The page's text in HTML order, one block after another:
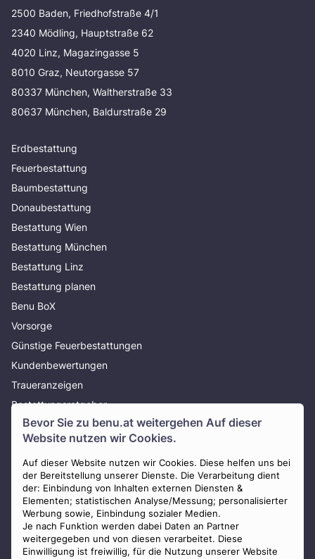
Bevor Sie zu benu.at weitergehen Auf dieser
Website nutzen wir Cookies.
Auf dieser Website nutzen wir Cookies. Diese helfen uns bei
der Bereitstellung unserer Dienste. Die Verarbeitung dient
der: Einbindung von Inhalten externen Diensten &
Elementen; statistischen Analyse/Messung; personalisierter
Werbung sowie, Einbindung sozialer Medien.
Je nach Funktion werden dabei Daten an Partner
weitergegeben und von diesen verarbeitet. Diese
Einwilligung ist freiwillig, für die Nutzung unserer Website
2500 Baden, Friedhofstraße 4/1
2340 Mödling, Hauptstraße 62
4020 Linz, Magazingasse 5
8010 Graz, Neutorgasse 57
80337 München, Waltherstraße 33
80637 München, Baldurstraße 29
Erdbestattung
Feuerbestattung
Baumbestattung
Donaubestattung
Bestattung Wien
Bestattung München
Bestattung Linz
Bestattung planen
Benu BoX
Vorsorge
Günstige Feuerbestattungen
Kundenbewertungen
Traueranzeigen
Bestattungsratgeber
Über uns
Presse
AGB
Impressum
Datenschutz
Widerrufsbelehrung
Zahlungsmöglichkeiten